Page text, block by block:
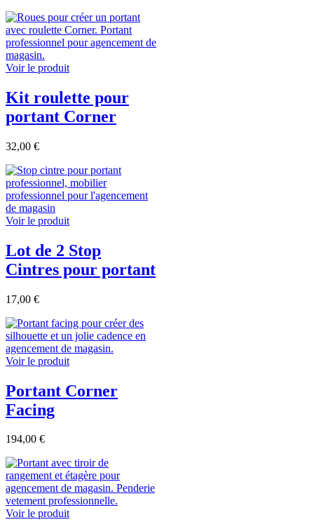
Voir le produit
Kit roulette pour
portant Corner
32,00 €
Voir le produit
Lot de 2 Stop
Cintres pour portant
17,00 €
Voir le produit
Portant Corner
Facing
194,00 €
Voir le produit